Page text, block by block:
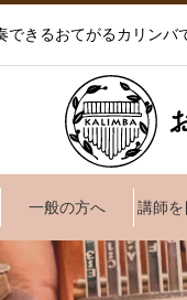
できるおてがるカリンバ
一般の方へ 講師